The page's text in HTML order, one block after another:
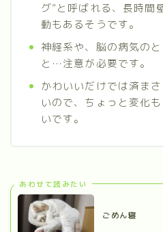
グ”と呼ばれる、長時間
動もあるそうです。
神経系や、脳の病気の
と…注意が必要です。
かわいいだけでは済ま
いので、ちょっと変化
いです。
あわせて読みたい
ごめん寝